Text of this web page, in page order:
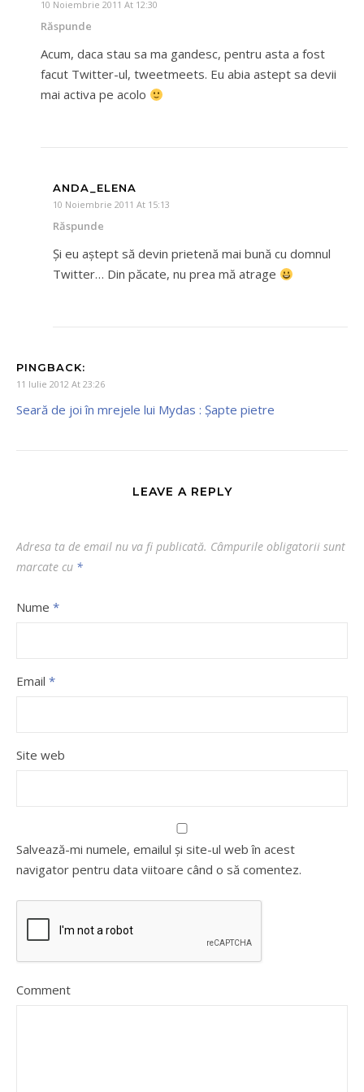
10 Noiembrie 2011 At 12:30
Răspunde
Acum, daca stau sa ma gandesc, pentru asta a fost
facut Twitter-ul, tweetmeets. Eu abia astept sa devii
mai activa pe acolo
ANDA_ELENA
10 Noiembrie 2011 At 15:13
Răspunde
Şi eu aştept să devin prietenă mai bună cu domnul
Twitter… Din păcate, nu prea mă atrage
PINGBACK:
11 Iulie 2012 At 23:26
Seară de joi în mrejele lui Mydas : Şapte pietre
LEAVE A REPLY
Adresa ta de email nu va fi publicată. Câmpurile obligatorii sunt
marcate cu *
Nume *
Email *
Site web
Salvează-mi numele, emailul și site-ul web în acest
navigator pentru data viitoare când o să comentez.
Comment